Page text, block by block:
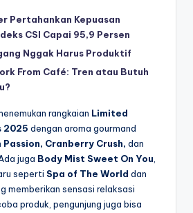
Pertahankan Kepuasan
CSI Capai 95,9 Persen
Nggak Harus Produktif
From Café: Tren atau Butuh
rangkaian Limited
2025 dengan aroma gourmand
Passion, Cranberry Crush, dan
juga Body Mist Sweet On You,
seperti Spa of The World dan
memberikan sensasi relaksasi
produk, pengunjung juga bisa